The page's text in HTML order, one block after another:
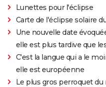
Lunettes pour l'éclipse
Carte de l'éclipse solaire
Une nouvelle date
elle est plus tardive que
C'est la langue qui a le
elle est européenne
Le plus gros perroquet